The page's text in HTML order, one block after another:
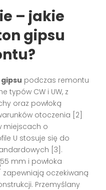
– jakie
gipsu
podczas remontu
typów CW i UW, z
oraz powłoką
otoczenia [2]
miejscach o
U stosuje się do
[3] .
mm i powłoka
zapewniają oczekiwaną
Przemyślany